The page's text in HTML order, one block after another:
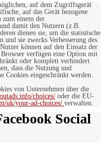
auf dem Zugriffsgerät
auf das Gerät bezogene
zum einem der
damit den Nutzern (z.B.
dienen sie, um die statistische
und sie zwecks Verbesserung des
können auf den Einsatz der
verfügen eine Option mit
oder komplett verhindert
dass die Nutzung und
Cookies eingeschränkt werden.
von Unternehmen über die
choices/ oder die EU-
uk/your-ad-choices/ verwalten.
Social